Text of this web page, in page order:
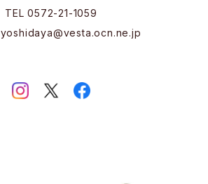
TEL 0572-21-1059
yoshidaya@vesta.ocn.ne.jp